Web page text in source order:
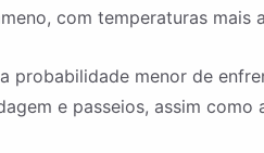
com temperaturas mais
probabilidade menor de
e passeios, assim como